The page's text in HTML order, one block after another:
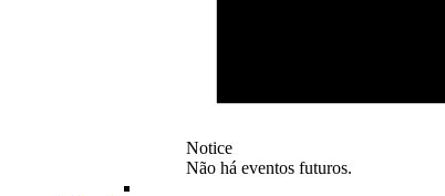
Notice
Não há eventos futuros.